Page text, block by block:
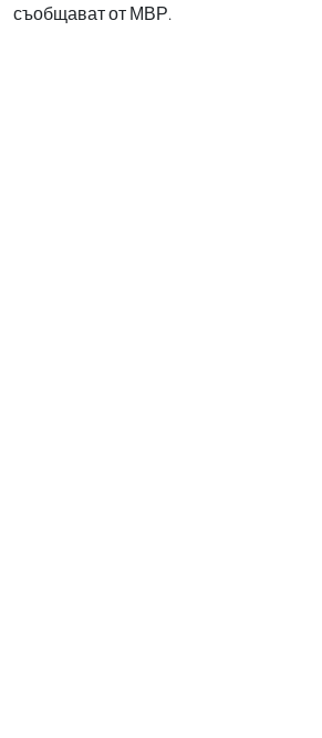
съобщават от МВР.